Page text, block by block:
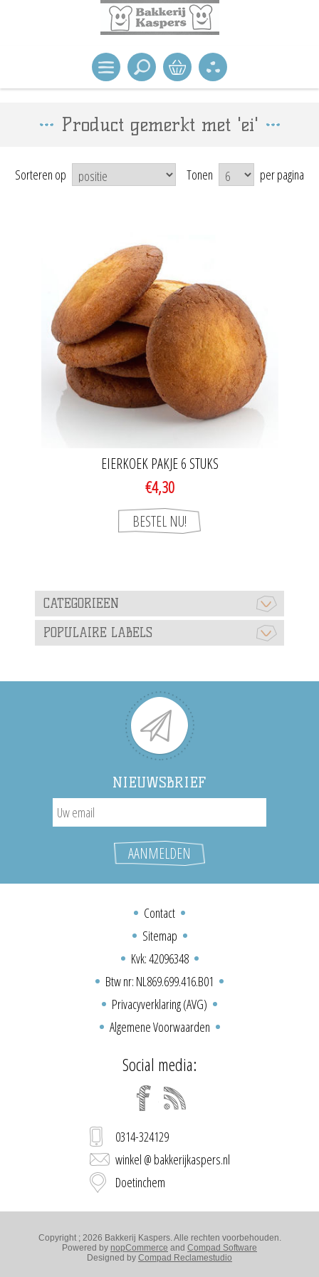
Product gemerkt met 'ei'
Sorteren op Tonen per pagina
EIERKOEK PAKJE 6 STUKS
€4,30
CATEGORIEEN
POPULAIRE LABELS
NIEUWSBRIEF
Contact
Sitemap
Kvk: 42096348
Btw nr: NL869.699.416.B01
Privacyverklaring (AVG)
Algemene Voorwaarden
Social media:
0314-324129
winkel @ bakkerijkaspers.nl
Doetinchem
Copyright ; 2026 Bakkerij Kaspers. Alle rechten voorbehouden.
Powered by nopCommerce and Compad Software
Designed by Compad Reclamestudio